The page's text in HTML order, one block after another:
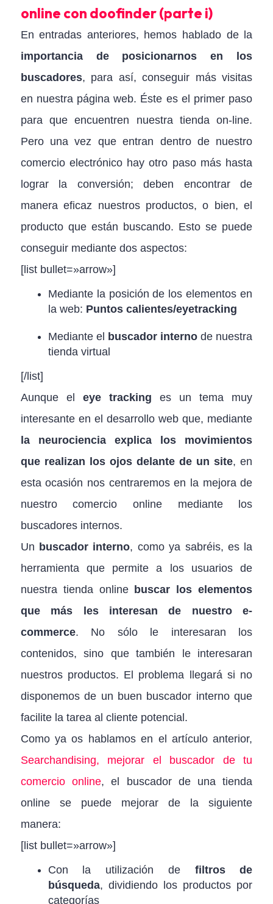
online con doofinder (parte i)
En entradas anteriores, hemos hablado de la
importancia de posicionarnos en los
buscadores, para así, conseguir más visitas
en nuestra página web. Éste es el primer paso
para que encuentren nuestra tienda on-line.
Pero una vez que entran dentro de nuestro
comercio electrónico hay otro paso más hasta
lograr la conversión; deben encontrar de
manera eficaz nuestros productos, o bien, el
producto que están buscando. Esto se puede
conseguir mediante dos aspectos:
[list bullet=»arrow»]
Mediante la posición de los elementos en
la web: Puntos calientes/eyetracking
Mediante el buscador interno de nuestra
tienda virtual
[/list]
Aunque el eye tracking es un tema muy
interesante en el desarrollo web que, mediante
la neurociencia explica los movimientos
que realizan los ojos delante de un site, en
esta ocasión nos centraremos en la mejora de
nuestro comercio online mediante los
buscadores internos.
Un buscador interno, como ya sabréis, es la
herramienta que permite a los usuarios de
nuestra tienda online buscar los elementos
que más les interesan de nuestro e-
commerce. No sólo le interesaran los
contenidos, sino que también le interesaran
nuestros productos. El problema llegará si no
disponemos de un buen buscador interno que
facilite la tarea al cliente potencial.
Como ya os hablamos en el artículo anterior,
Searchandising, mejorar el buscador de tu
comercio online, el buscador de una tienda
online se puede mejorar de la siguiente
manera:
[list bullet=»arrow»]
Con la utilización de filtros de
búsqueda, dividiendo los productos por
categorías